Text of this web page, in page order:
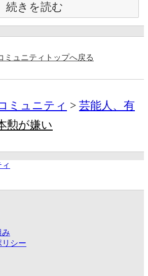
続きを読む
ミュニティトップへ戻る
ミュニティ
芸能人、有
勲が嫌い
み
リシー